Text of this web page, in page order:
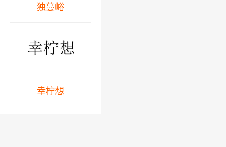
独蔓峪
幸柠想